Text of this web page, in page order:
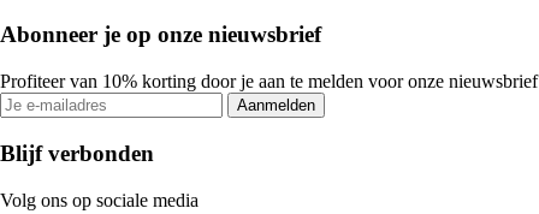
Abonneer je op onze nieuwsbrief
Profiteer van 10% korting door je aan te melden voor onze nieuwsbrief
Aanmelden
Blijf verbonden
Volg ons op sociale media